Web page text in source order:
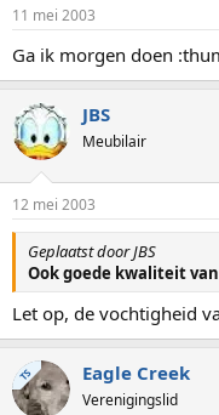
11 mei 2003
Ga ik morgen doen
JBS
Meubilair
12 mei 2003
Geplaatst door JBS
Ook goede kwaliteit
Let op, de vochtigheid
TS Eagle Creek
Verenigingslid